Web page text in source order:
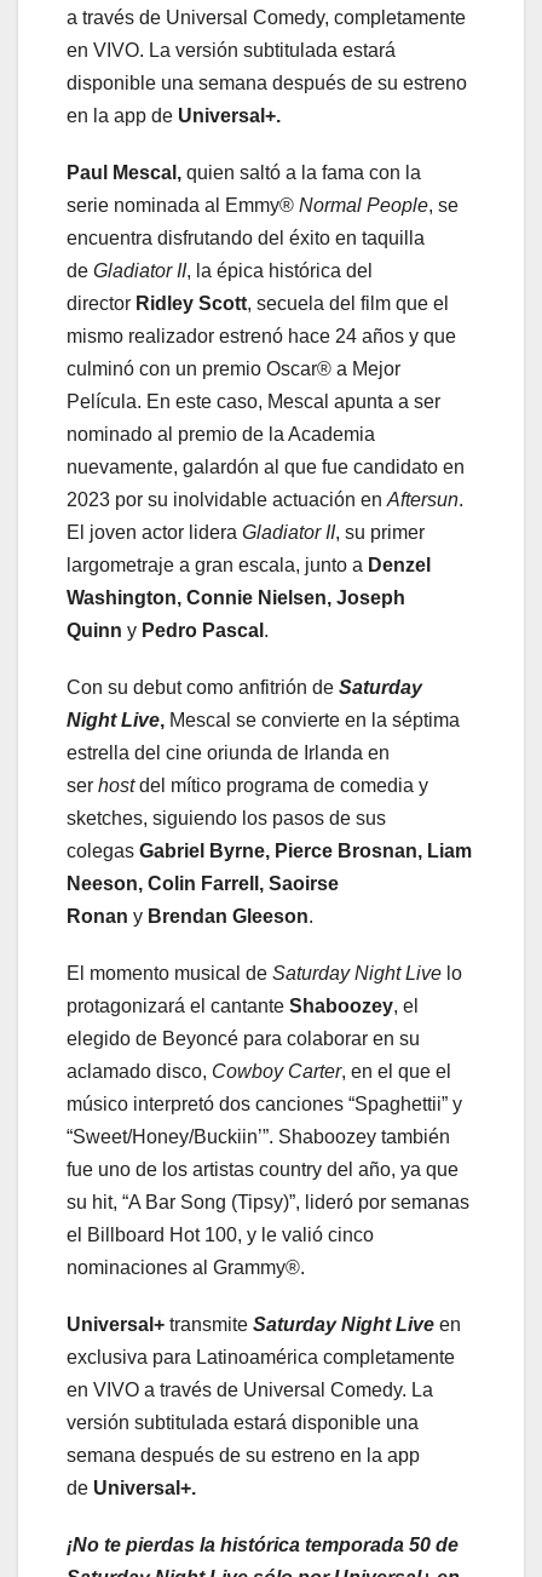
a través de Universal Comedy, completamente
en VIVO. La versión subtitulada estará
disponible una semana después de su estreno
en la app de Universal+.
Paul Mescal , quien saltó a la fama con la
serie nominada al Emmy® Normal People, se
encuentra disfrutando del éxito en taquilla
de Gladiator II, la épica histórica del
director Ridley Scott, secuela del film que el
mismo realizador estrenó hace 24 años y que
culminó con un premio Oscar® a Mejor
Película. En este caso, Mescal apunta a ser
nominado al premio de la Academia
nuevamente, galardón al que fue candidato en
2023 por su inolvidable actuación en Aftersun.
El joven actor lidera Gladiator II, su primer
largometraje a gran escala, junto a Denzel
Washington, Connie Nielsen, Joseph
Quinn y Pedro Pascal .
Con su debut como anfitrión de Saturday
Night Live, Mescal se convierte en la séptima
estrella del cine oriunda de Irlanda en
ser hostdel mítico programa de comedia y
sketches, siguiendo los pasos de sus
colegas Gabriel Byrne, Pierce Brosnan, Liam
Neeson, Colin Farrell , Saoirse
Ronan y Brendan Gleeson.
El momento musical de Saturday Night Live lo
protagonizará el cantante Shaboozey, el
elegido de Beyoncé para colaborar en su
aclamado disco, Cowboy Carter, en el que el
músico interpretó dos canciones “Spaghettii” y
“Sweet/Honey/Buckiin’”. Shaboozey también
fue uno de los artistas country del año, ya que
su hit, “A Bar Song (Tipsy)”, lideró por semanas
el Billboard Hot 100, y le valió cinco
nominaciones al Grammy®.
Universal+ transmite Saturday NightLive en
exclusiva para Latinoamérica completamente
en VIVO a través de Universal Comedy. La
versión subtitulada estará disponible una
semana después de su estreno en la app
de Universal+.
¡No te pierdas la histórica temporada 50 de